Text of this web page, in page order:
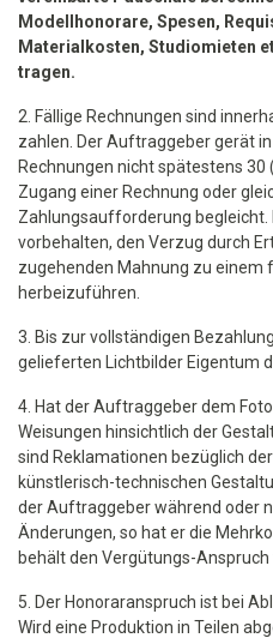
Modellhonorare, Spesen,
Materialkosten, Studiomieten
tragen.
2. Fällige Rechnungen sind
zahlen. Der Auftraggeber gerät
Rechnungen nicht spätestens 30
Zugang einer Rechnung oder
Zahlungsaufforderung
vorbehalten, den Verzug durch
zugehenden Mahnung zu einem
herbeizuführen.
3. Bis zur vollständigen
gelieferten Lichtbilder Eigentum
4. Hat der Auftraggeber dem
Weisungen hinsichtlich der
sind Reklamationen bezüglich
künstlerisch-technischen
der Auftraggeber während oder
Änderungen, so hat er die
behält den Vergütungs-
5. Der Honoraranspruch ist bei
Wird eine Produktion in Teilen